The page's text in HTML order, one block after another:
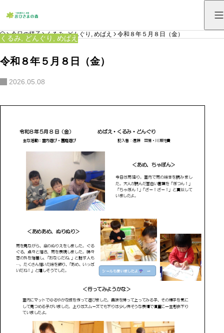
HOME
今日の様子 くるみ,どんぐり ,めばえ 令和８年５月８日（金）
くるみ どんぐり めばえ
令和８年５月８日（金）
2026.05.08